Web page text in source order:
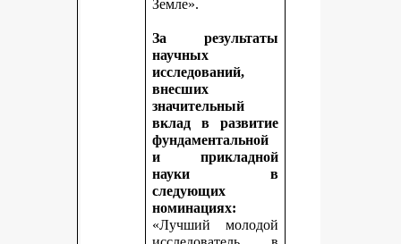
Земле».
За результаты
научных
исследований,
внесших
значительный
вклад в развитие
фундаментальной
и прикладной
науки в
следующих
номинациях:
«Лучший молодой